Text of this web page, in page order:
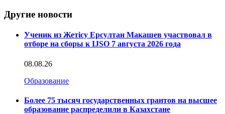
Другие новости
Ученик из Жетісу Ерсултан Макашев участвовал в
отборе на сборы к IJSO 7 августа 2026 года
08.08.26
Образование
Более 75 тысяч государственных грантов на высшее
образование распределили в Казахстане